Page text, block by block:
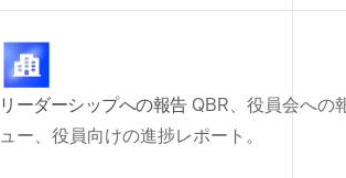
リーダーシップへの報告 QBR、役員会への
ュー、役員向けの進捗レポート。